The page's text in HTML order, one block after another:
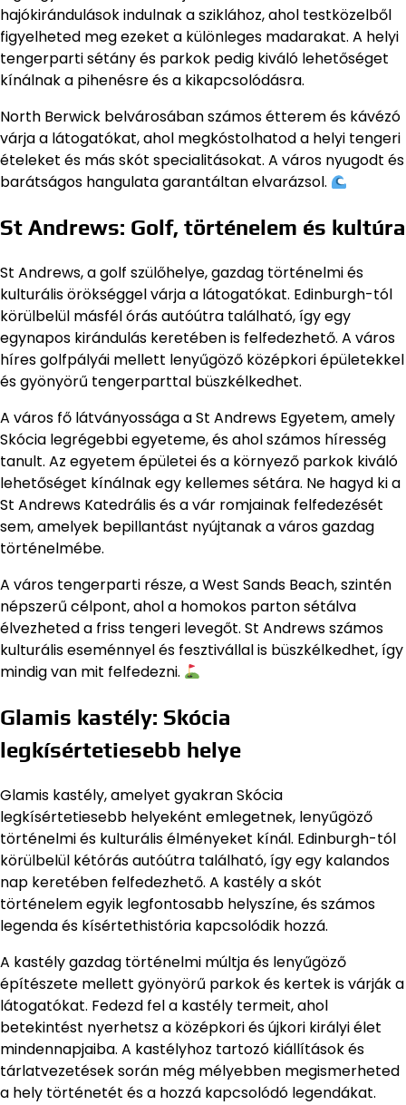
hajókirándulások indulnak a sziklához, ahol testközelből
figyelheted meg ezeket a különleges madarakat. A helyi
tengerparti sétány és parkok pedig kiváló lehetőséget
kínálnak a pihenésre és a kikapcsolódásra.
North Berwick belvárosában számos étterem és kávézó
várja a látogatókat, ahol megkóstolhatod a helyi tengeri
ételeket és más skót specialitásokat. A város nyugodt és
barátságos hangulata garantáltan elvarázsol.
St Andrews: Golf, történelem és kultúra
St Andrews, a golf szülőhelye, gazdag történelmi és
kulturális örökséggel várja a látogatókat. Edinburgh-tól
körülbelül másfél órás autóútra található, így egy
egynapos kirándulás keretében is felfedezhető. A város
híres golfpályái mellett lenyűgöző középkori épületekkel
és gyönyörű tengerparttal büszkélkedhet.
A város fő látványossága a St Andrews Egyetem, amely
Skócia legrégebbi egyeteme, és ahol számos híresség
tanult. Az egyetem épületei és a környező parkok kiváló
lehetőséget kínálnak egy kellemes sétára. Ne hagyd ki a
St Andrews Katedrális és a vár romjainak felfedezését
sem, amelyek bepillantást nyújtanak a város gazdag
történelmébe.
A város tengerparti része, a West Sands Beach, szintén
népszerű célpont, ahol a homokos parton sétálva
élvezheted a friss tengeri levegőt. St Andrews számos
kulturális eseménnyel és fesztivállal is büszkélkedhet, így
mindig van mit felfedezni.
Glamis kastély: Skócia
legkísértetiesebb helye
Glamis kastély, amelyet gyakran Skócia
legkísértetiesebb helyeként emlegetnek, lenyűgöző
történelmi és kulturális élményeket kínál. Edinburgh-tól
körülbelül kétórás autóútra található, így egy kalandos
nap keretében felfedezhető. A kastély a skót
történelem egyik legfontosabb helyszíne, és számos
legenda és kísértethistória kapcsolódik hozzá.
A kastély gazdag történelmi múltja és lenyűgöző
építészete mellett gyönyörű parkok és kertek is várják a
látogatókat. Fedezd fel a kastély termeit, ahol
betekintést nyerhetsz a középkori és újkori királyi élet
mindennapjaiba. A kastélyhoz tartozó kiállítások és
tárlatvezetések során még mélyebben megismerheted
a hely történetét és a hozzá kapcsolódó legendákat.